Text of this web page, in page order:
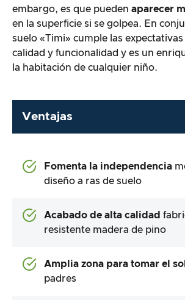
embargo, es que pueden aparecer
en la superficie si se golpea. En
suelo «Timi» cumple las
calidad y funcionalidad y es un
la habitación de cualquier niño.
Ventajas
Fomenta la independencia
diseño a ras de suelo
Acabado de alta calidad
resistente madera de pino
Amplia zona para tomar el sol
padres